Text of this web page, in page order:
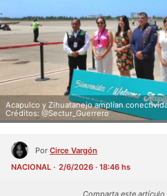
Acapulco y Zihuatanejo amplían
Créditos: @Sectur_Guerrero
Por Circe Vargón
NACIONAL
2/6/2026 · 18:46 hs
Comparta este artículo